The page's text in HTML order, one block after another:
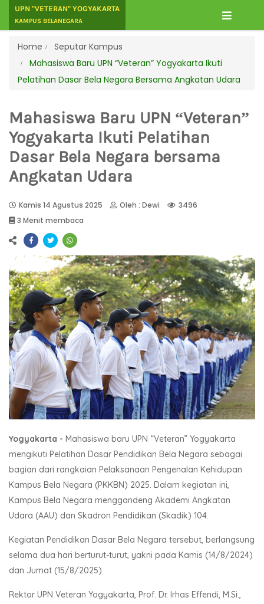
UPN "VETERAN" YOGYAKARTA
KAMPUS BELANEGARA
Home
Seputar Kampus
Mahasiswa Baru UPN “Veteran” Yogyakarta Ikuti
Pelatihan Dasar Bela Negara Bersama Angkatan Udara
Mahasiswa Baru UPN “Veteran”
Yogyakarta Ikuti Pelatihan
Dasar Bela Negara bersama
Angkatan Udara
Kamis 14 Agustus 2025 Oleh : Dewi
3496
3 Menit membaca
Yogyakarta - Mahasiswa baru UPN “Veteran” Yogyakarta
mengikuti Pelatihan Dasar Pendidikan Bela Negara sebagai
bagian dari rangkaian Pelaksanaan Pengenalan Kehidupan
Kampus Bela Negara (PKKBN) 2025. Dalam kegiatan ini,
Kampus Bela Negara menggandeng Akademi Angkatan
Udara (AAU) dan Skadron Pendidikan (Skadik) 104.
Kegiatan Pendidikan Dasar Bela Negara tersebut, berlangsung
selama dua hari berturut-turut, yakni pada Kamis (14/8/2024)
dan Jumat (15/8/2025).
Rektor UPN Veteran Yogyakarta, Prof. Dr. Irhas Effendi, M.Si.,